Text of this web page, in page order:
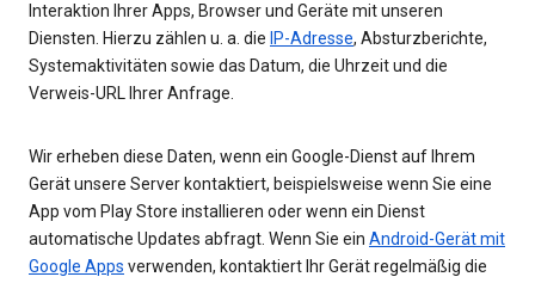
Interaktion Ihrer Apps, Browser und Geräte mit unseren
Diensten. Hierzu zählen u. a. die IP-Adresse, Absturzberichte,
Systemaktivitäten sowie das Datum, die Uhrzeit und die
Verweis-URL Ihrer Anfrage.
Wir erheben diese Daten, wenn ein Google-Dienst auf Ihrem
Gerät unsere Server kontaktiert, beispielsweise wenn Sie eine
App vom Play Store installieren oder wenn ein Dienst
automatische Updates abfragt. Wenn Sie ein Android-Gerät mit
Google Apps verwenden, kontaktiert Ihr Gerät regelmäßig die